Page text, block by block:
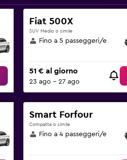
Fiat 500X
SUV Medio o simile
Fino a 5 passeggeri/e
51 € al giorno
23 ago - 27 ago
Smart Forfour
Compatta o simile
Fino a 4 passeggeri/e